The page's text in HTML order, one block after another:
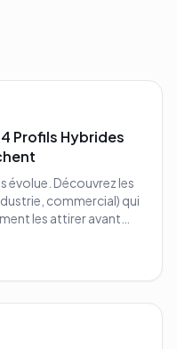
Profils Hybrides
évolue. Découvrez les
commercial) qui
les attirer avant